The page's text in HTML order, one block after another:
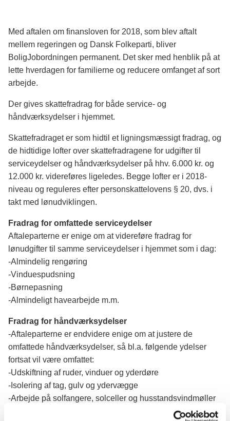
Med aftalen om finansloven for 2018, som blev aftalt
mellem regeringen og Dansk Folkeparti, bliver
BoligJobordningen permanent. Det sker med henblik på at
lette hverdagen for familierne og reducere omfanget af sort
arbejde.
Der gives skattefradrag for både service- og
håndværksydelser i hjemmet.
Skattefradraget er som hidtil et ligningsmæssigt fradrag, og
de hidtidige lofter over skattefradragene for udgifter til
serviceydelser og håndværksydelser på hhv. 6.000 kr. og
12.000 kr. videreføres ligeledes. Begge lofter er i 2018-
niveau og reguleres efter personskattelovens § 20, dvs. i
takt med lønudviklingen.
Fradrag for omfattede serviceydelser
Aftaleparterne er enige om at videreføre fradrag for
lønudgifter til samme serviceydelser i hjemmet som i dag:
-Almindelig rengøring
-Vinduespudsning
-Børnepasning
-Almindeligt havearbejde m.m.
Fradrag for håndværksydelser
-Aftaleparterne er endvidere enige om at justere de
omfattede håndværksydelser, så bl.a. følgende ydelser
fortsat vil være omfattet:
-Udskiftning af ruder, vinduer og yderdøre
-Isolering af tag, gulv og ydervægge
-Arbejde på solfangere, solceller og husstandsvindmøller